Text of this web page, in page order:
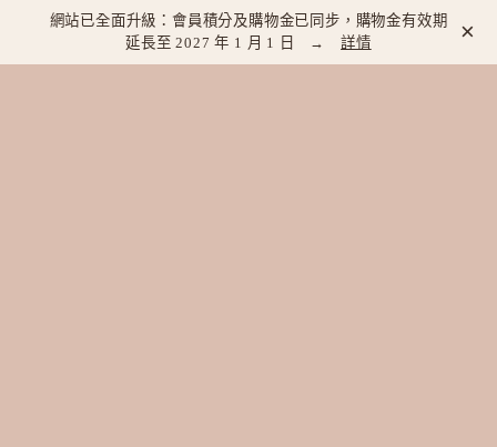
網站已全面升級：會員積分及購物金已同步，購物金有效期
延長至 2027 年 1 月 1 日 →詳情 ×